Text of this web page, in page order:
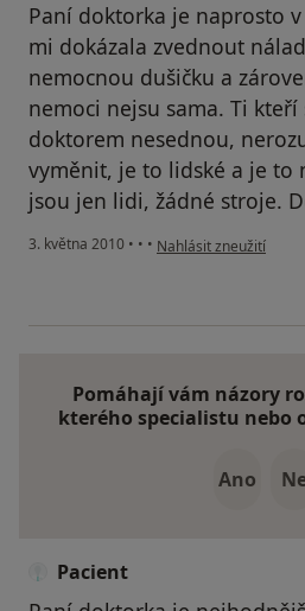
Paní doktorka je naprosto
mi dokázala zvednout
nemocnou dušičku a
nemoci nejsu sama. Ti kteří
doktorem nesednou,
vyměnit, je to lidské a je to
jsou jen lidi, žádné stroje.
3. května 2010 • • • podle názoru
Nahlásit zneužití
Pomáhají vám názory
kterého specialistu nebo
Ano
Pacient